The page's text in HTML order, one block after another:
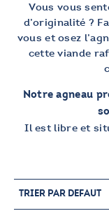
Vous vous
d’originalité ?
vous et osez
cette viande
Notre agneau
Il est libre et